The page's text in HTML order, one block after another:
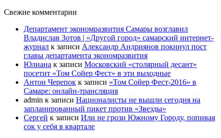
Свежие комментарии
Департамент экономразвития Самары возглавил
Владислав Зотов | «Другой город» самарский интернет-
журнал к записи Александр Андриянов покинул пост
главы департамента экономразвития
Юлиана к записи Московский «столярный десант»
посетит «Том Сойер Фест» в эти выходные
Антон Черепок к записи «Том Сойер Фест-2016» в
Самаре: онлайн-трансляция
admin к записи Националисты не вышли сегодня на
запланированный пикет против «Звезды»
Сергей к записи Или не грози Южному Городу, попивая
сок у себя в квартале